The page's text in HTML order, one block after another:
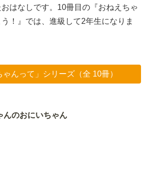
はなしです。10冊目の『おねえちゃ
！』では、進級して2年生になりま
ゃんって」シリーズ（全 10冊）
んのおにいちゃん